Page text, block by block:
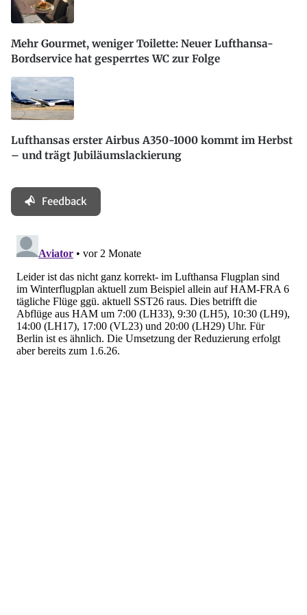
Mehr Gourmet, weniger Toilette: Neuer Lufthansa-
Bordservice hat gesperrtes WC zur Folge
Lufthansas erster Airbus A350-1000 kommt im Herbst
– und trägt Jubiläumslackierung
Feedback